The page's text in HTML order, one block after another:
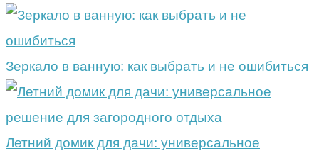
Зеркало в ванную: как выбрать и не ошибиться
Летний домик для дачи: универсальное